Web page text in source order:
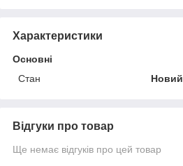
Характеристики
Основні
Стан
Новий
Відгуки про товар
Ще немає відгуків про цей товар